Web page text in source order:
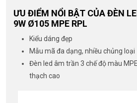
ƯU ĐIỂM NỔI BẬT CỦA ĐÈN
9W Ø105 MPE RPL
Kiểu dáng đẹp
Mẫu mã đa dạng, nhiều chủng loại
Đèn led âm trần 3 chế độ màu
thạch cao